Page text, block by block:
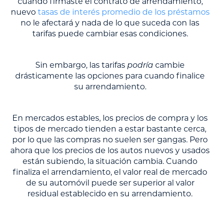
cuando firmaste el contrato de arrendamiento,
nuevo tasas de interés promedio de los préstamos
no le afectará y nada de lo que suceda con las
tarifas puede cambiar esas condiciones.
Sin embargo, las tarifas podría cambie
drásticamente las opciones para cuando finalice
su arrendamiento.
En mercados estables, los precios de compra y los
tipos de mercado tienden a estar bastante cerca,
por lo que las compras no suelen ser gangas. Pero
ahora que los precios de los autos nuevos y usados
están subiendo, la situación cambia. Cuando
finaliza el arrendamiento, el valor real de mercado
de su automóvil puede ser superior al valor
residual establecido en su arrendamiento.